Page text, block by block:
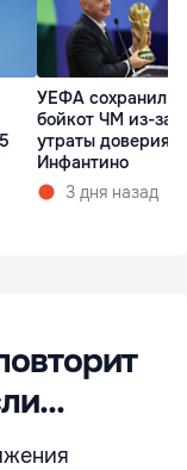
УЕФА сохранил
бойкот ЧМ из-за
утраты доверия к
Инфантино
3 дня назад